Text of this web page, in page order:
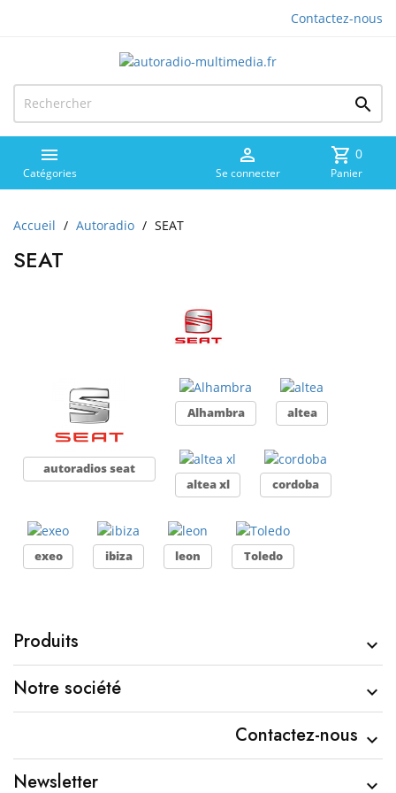
Contactez-nous


Catégories

Se connecter
shopping_cart 0
Panier
Accueil Autoradio SEAT
SEAT
autoradios seat
Alhambra altea
altea xl cordoba
exeo ibiza leon Toledo
Produits 
Notre société 
Contactez-nous 
Newsletter 